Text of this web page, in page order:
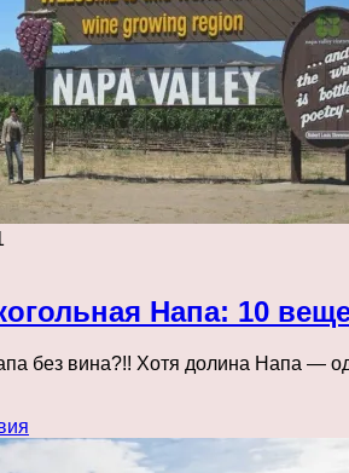
Напа: 10
без вина?!! Хотя долина Напа —